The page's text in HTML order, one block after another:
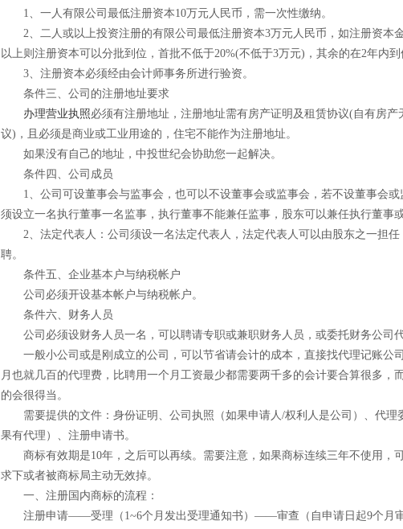
1、一人有限公司最低注册资本10万元人民币，需一次性缴纳。
2、二人或以上投资注册的有限公司最低注册资本3万元人民币，如注册资本
以上则注册资本可以分批到位，首批不低于20%(不低于3万元)，其余的在2年内到
3、注册资本必须经由会计师事务所进行验资。
条件三、公司的注册地址要求
办理营业执照必须有注册地址，注册地址需有房产证明及租赁协议(自有房产
议)，且必须是商业或工业用途的，住宅不能作为注册地址。
如果没有自己的地址，中投世纪会协助您一起解决。
条件四、公司成员
1、公司可设董事会与监事会，也可以不设董事会或监事会，若不设董事会或
须设立一名执行董事一名监事，执行董事不能兼任监事，股东可以兼任执行董事或
2、法定代表人：公司须设一名法定代表人，法定代表人可以由股东之一担任
聘。
条件五、企业基本户与纳税帐户
公司必须开设基本帐户与纳税帐户。
条件六、财务人员
公司必须设财务人员一名，可以聘请专职或兼职财务人员，或委托财务公司代
一般小公司或是刚成立的公司，可以节省请会计的成本，直接找代理记账公
月也就几百的代理费，比聘用一个月工资最少都需要两千多的会计要合算很多，
的会很得当。
需要提供的文件：身份证明、公司执照（如果申请人/权利人是公司）、代理
果有代理）、注册申请书。
商标有效期是10年，之后可以再续。需要注意，如果商标连续三年不使用，
求下或者被商标局主动无效掉。
一、注册国内商标的流程：
注册申请——受理（1~6个月发出受理通知书）——审查（自申请日起9个月